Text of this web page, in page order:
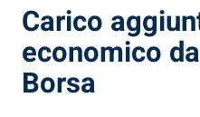
Carico
economico
Borsa